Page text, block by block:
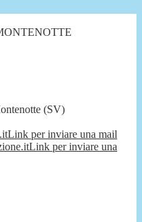
(SV)
Link per inviare una mail
Link per inviare una